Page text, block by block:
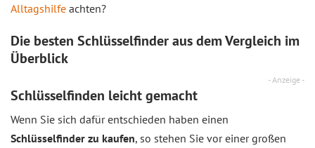
Alltagshilfe achten?
Die besten Schlüsselfinder aus demVergleich im
Überblick
- Anzeige -
Schlüsselfinden leicht gemacht
Wenn Sie sich dafür entschieden haben einen
Schlüsselfinder zu kaufen, so stehen Sie vor einer großen